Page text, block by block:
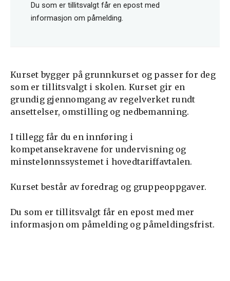
Kurset bygger på grunnkurset og passer for deg
som er tillitsvalgt i skolen. Kurset gir en
grundig gjennomgang av regelverket rundt
ansettelser, omstilling og nedbemanning.
I tillegg får du en innføring i
kompetansekravene for undervisning og
minstelønnssystemet i hovedtariffavtalen.
Kurset består av foredrag og gruppeoppgaver.
Du som er tillitsvalgt får en epost med mer
informasjon om påmelding og påmeldingsfrist.
Du som er tillitsvalgt får en epost med
informasjon om påmelding.